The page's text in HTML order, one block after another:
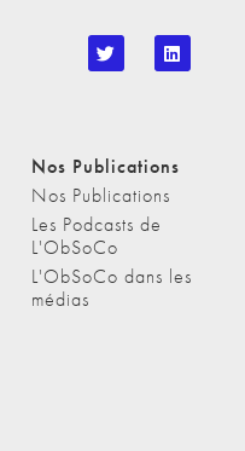
Nos Publications
Nos Publications
Les Podcasts de
L'ObSoCo
L'ObSoCo dans les
médias